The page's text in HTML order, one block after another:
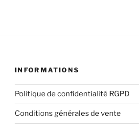
INFORMATIONS
Politique de confidentialité RGPD
Conditions générales de vente